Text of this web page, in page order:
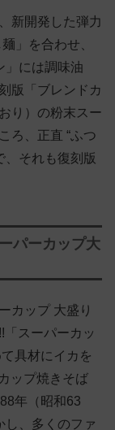
新開発した弾力
」を合わせ、
」には調味油
版「ブレンドカ
り）の粉末スー
ろ、正直 “ふつ
、それも復刻版
パーカップ大
カップ 大盛り
スーパーカッ
具材にイカを
ップ焼きそば
年（昭和63
し、多くのファ